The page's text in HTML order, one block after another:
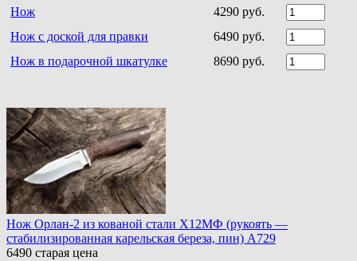
Нож
4290 руб.
Нож с доской для правки
6490 руб.
Нож в подарочной шкатулке
8690 руб.
Нож Орлан-2 из кованой стали Х12МФ (рукоять —
стабилизированная карельская береза, пин) A729
6490 старая цена